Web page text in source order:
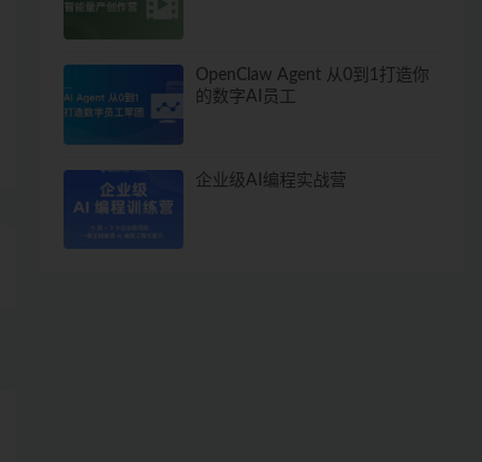
OpenClaw Agent 从0到1打造你
的数字AI员工
企业级AI编程实战营